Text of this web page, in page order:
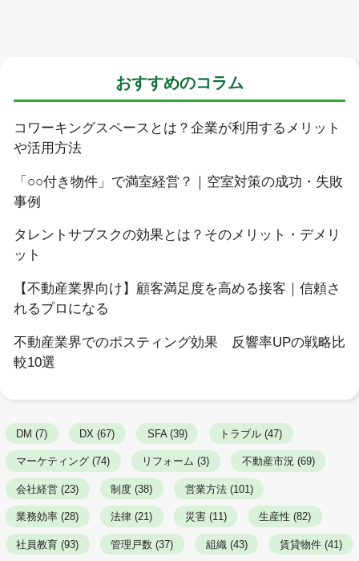
おすすめのコラム
コワーキングスペースとは？企業が利用するメリット
や活用方法
「○○付き物件」で満室経営？｜空室対策の成功・失敗
事例
タレントサブスクの効果とは？そのメリット・デメリ
ット
【不動産業界向け】顧客満足度を高める接客｜信頼さ
れるプロになる
不動産業界でのポスティング効果 反響率UPの戦略比
較10選
DM (7) DX (67) SFA (39) トラブル (47)
マーケティング (74) リフォーム (3) 不動産市況 (69)
会社経営 (23) 制度 (38) 営業方法 (101)
業務効率 (28) 法律 (21) 災害 (11) 生産性 (82)
社員教育 (93) 管理戸数 (37) 組織 (43) 賃貸物件 (41)